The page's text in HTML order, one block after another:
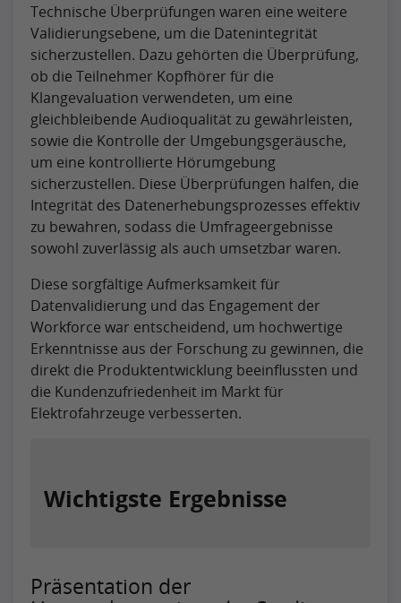
Technische Überprüfungen waren eine weitere
Validierungsebene, um die Datenintegrität
sicherzustellen. Dazu gehörten die Überprüfung,
ob die Teilnehmer Kopfhörer für die
Klangevaluation verwendeten, um eine
gleichbleibende Audioqualität zu gewährleisten,
sowie die Kontrolle der Umgebungsgeräusche,
um eine kontrollierte Hörumgebung
sicherzustellen. Diese Überprüfungen halfen, die
Integrität des Datenerhebungsprozesses effektiv
zu bewahren, sodass die Umfrageergebnisse
sowohl zuverlässig als auch umsetzbar waren.
Diese sorgfältige Aufmerksamkeit für
Datenvalidierung und das Engagement der
Workforce war entscheidend, um hochwertige
Erkenntnisse aus der Forschung zu gewinnen, die
direkt die Produktentwicklung beeinflussten und
die Kundenzufriedenheit im Markt für
Elektrofahrzeuge verbesserten.
Wichtigste Ergebnisse
Präsentation der